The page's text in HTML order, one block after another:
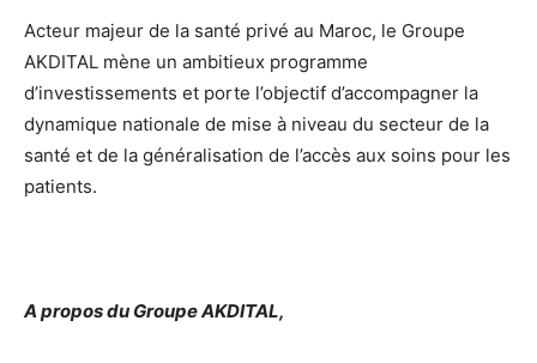
Acteur majeur de la santé privé au Maroc, le Groupe
AKDITAL mène un ambitieux programme
d’investissements et porte l’objectif d’accompagner la
dynamique nationale de mise à niveau du secteur de la
santé et de la généralisation de l’accès aux soins pour les
patients.
A propos du Groupe AKDITAL,